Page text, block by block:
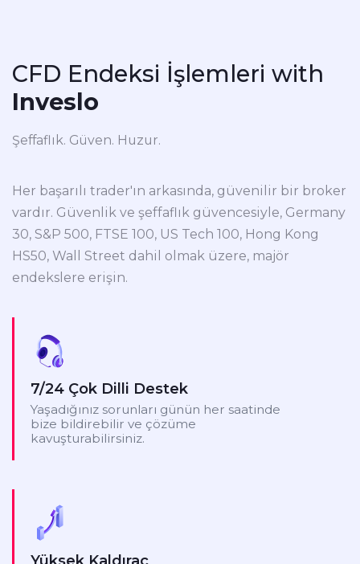
CFD Endeksi İşlemleri with
Inveslo
Şeffaflık. Güven. Huzur.
Her başarılı trader'ın arkasında, güvenilir bir broker
vardır. Güvenlik ve şeffaflık güvencesiyle, Germany
30, S&P 500, FTSE 100, US Tech 100, Hong Kong
HS50, Wall Street dahil olmak üzere, majör
endekslere erişin.
7/24 Çok Dilli Destek
Yaşadığınız sorunları günün her saatinde
bize bildirebilir ve çözüme
kavuşturabilirsiniz.